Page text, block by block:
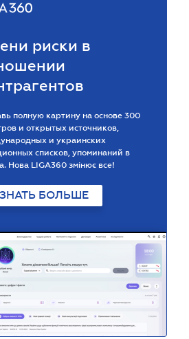
риски в
полную картину на основе 300
и открытых источников,
и украинских
списков, упоминаний в
Нова LIGA360 змінює все!
БОЛЬШЕ